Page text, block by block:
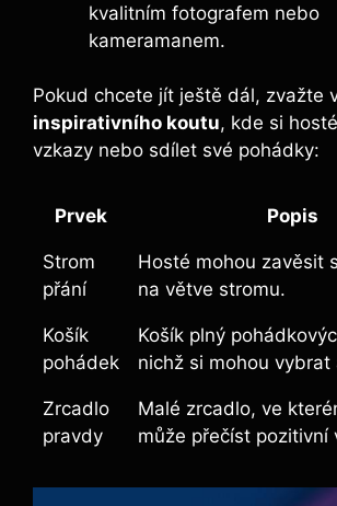
kvalitním fotografem nebo
kameramanem.
Pokud chcete jít ještě dál, zvažte
inspirativního koutu, kde si
vzkazy nebo sdílet své pohádky:
Prvek Popis
Strom
přání
Hosté mohou zavěsit
na větve stromu.
Košík
pohádek
Košík plný
nichž si mohou vybrat
Zrcadlo
pravdy
Malé zrcadlo, ve
může přečíst pozitivní